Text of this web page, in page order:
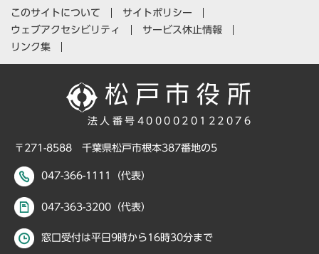
このサイトについて
サイトポリシー
ウェブアクセシビリティ
サービス休止情報
リンク集
法人番号4000020122076
〒271-8588 千葉県松戸市根本387番地の5
047-366-1111（代表）
047-363-3200（代表）
窓口受付は平日9時から16時30分まで